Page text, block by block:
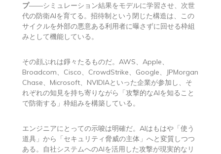
プ——シミュレーション結果をモデルに学習させ、次世
代の防衛AIを育てる。招待制という閉じた構造は、この
サイクルを外部の悪意ある利用者に曝さずに回せる枠組
みとして機能している。
その顔ぶれは錚々たるものだ。AWS、Apple、
Broadcom、Cisco、CrowdStrike、Google、JPMorgan
Chase、Microsoft、NVIDIAといった企業が参加し、そ
れぞれの知見を持ち寄りながら「攻撃的なAIを知ること
で防衛する」枠組みを構築している。
エンジニアにとっての示唆は明確だ。AIはもはや「使う
道具」から「セキュリティ脅威の主体」へと変質しつつ
ある。自社システムへのAIを活用した攻撃が現実的なリ